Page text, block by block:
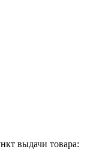
выдачи товара: